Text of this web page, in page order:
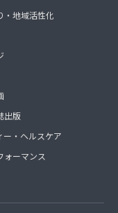
アリングシート
・地域活性化
出版
ー・ヘルスケア
ォーマンス